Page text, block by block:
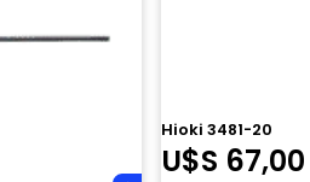
Hioki 3481-20
U$S 67,00